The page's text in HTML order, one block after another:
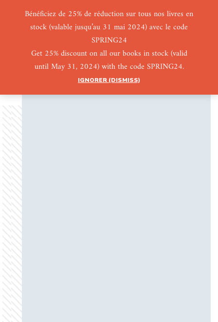
Bénéficiez de 25% de réduction sur tous nos livres en
stock (valable jusqu’au 31 mai 2024) avec le code
SPRING24
Get 25% discount on all our books in stock (valid
until May 31, 2024) with the code SPRING24.
IGNORER (DISMISS)
0 0